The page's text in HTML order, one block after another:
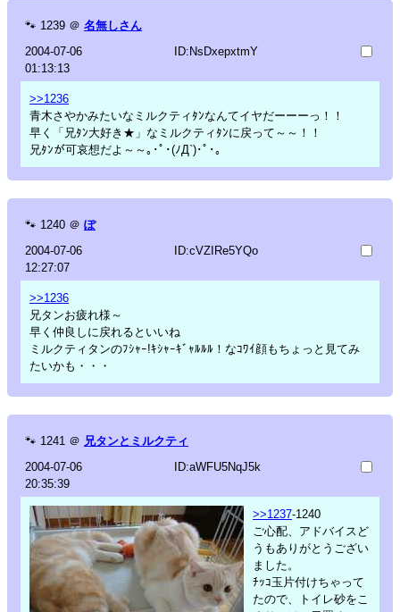
🐾 1239 ＠ 名無しさん
2004-07-06
01:13:13
ID:NsDxepxtmY
>>1236
青木さやかみたいなミルクティﾀﾝなんてイヤだーーーっ！！
早く「兄ﾀﾝ大好き★」なミルクティﾀﾝに戻って～～！！
兄ﾀﾝが可哀想だよ～～｡･ﾟ･(ﾉД`)･ﾟ･｡
🐾 1240 ＠ ぽ
2004-07-06
12:27:07
ID:cVZIRe5YQo
>>1236
兄タンお疲れ様～
早く仲良しに戻れるといいね
ミルクティタンのﾌｼｬｰ!ｷｼｬｰｷﾞｬﾙﾙﾙ！なｺﾜｲ顔もちょっと見てみ
たいかも・・・
🐾 1241 ＠ 兄タンとミルクティ
2004-07-06
20:35:39
ID:aWFU5NqJ5k
>>1237-1240
ご心配、アドバイスど
うもありがとうござい
ました。
ﾁｯｺ玉片付けちゃって
たので、トイレ砂をこ